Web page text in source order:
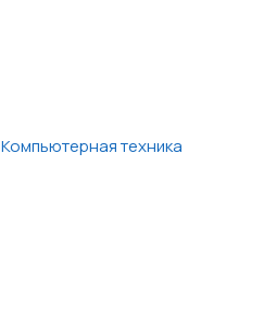
Компьютерная техника